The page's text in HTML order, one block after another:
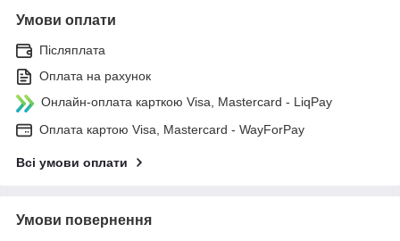
Умови оплати
Післяплата
Оплата на рахунок
Онлайн-оплата карткою Visa, Mastercard - LiqPay
Оплата картою Visa, Mastercard - WayForPay
Всі умови оплати
Умови повернення